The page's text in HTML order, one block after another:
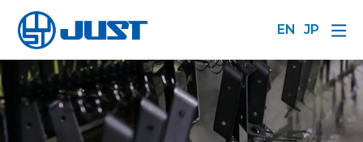
EN JP